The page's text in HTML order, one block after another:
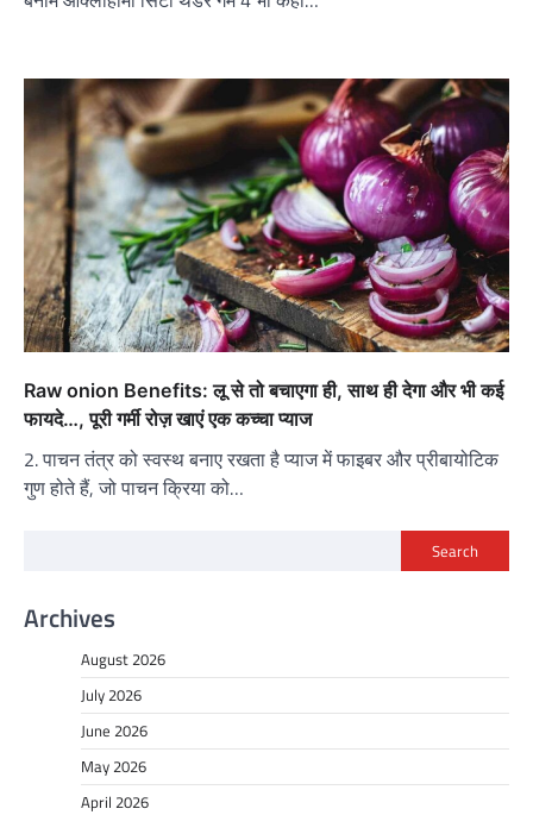
Raw onion Benefits: लू से तो बचाएगा ही, साथ ही देगा और भी कई
फायदे…, पूरी गर्मी रोज़ खाएं एक कच्चा प्याज
2. पाचन तंत्र को स्वस्थ बनाए रखता है प्याज में फाइबर और प्रीबायोटिक
गुण होते हैं, जो पाचन क्रिया को…
Search
Archives
August 2026
July 2026
June 2026
May 2026
April 2026